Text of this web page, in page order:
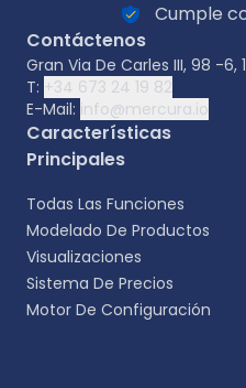
Cumple
Contáctenos
Gran Via De Carles III, 98 -6,
T: +34 673 24 19 82
E-Mail: info@mercura.io
Características
Principales
Todas Las Funciones
Modelado De Productos
Visualizaciones
Sistema De Precios
Motor De Configuración